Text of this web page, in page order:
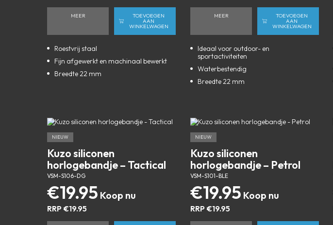
MEER TOEVOEGEN
AAN
WINKELWAGEN
Roestvrij staal
Fijn afgewerkt en machinaal bewerkt
Breedte 22 mm
MEER TOEVOEGEN
AAN
WINKELWAGEN
Ideaal voor outdoor- en
sportactiviteiten
Waterbestendig
Breedte 22 mm
NIEUW
Kuzo siliconen
horlogebandje – Tactical
VSM-S106-DG
€19.95
RRP €19.95
NIEUW
Kuzo siliconen
horlogebandje – Petrol
VSM-S101-BLE
€19.95
RRP €19.95